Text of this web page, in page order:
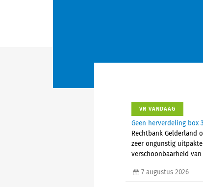
VN VANDAAG
Geen herverdeling box
Rechtbank Gelderland
zeer ongunstig
verschoonbaarheid
7 augustus 2026